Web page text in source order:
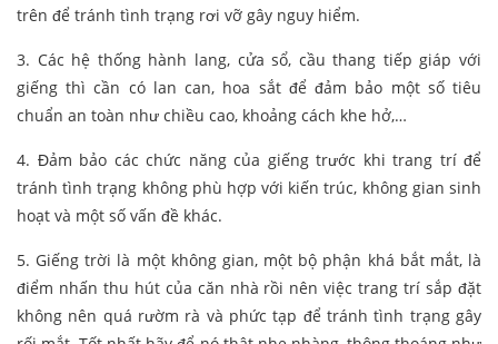
trên để tránh tình trạng rơi vỡ gây nguy hiểm.
3. Các hệ thống hành lang, cửa sổ, cầu thang tiếp giáp với
giếng thì cần có lan can, hoa sắt để đảm bảo một số tiêu
chuẩn an toàn như chiều cao, khoảng cách khe hở,…
4. Đảm bảo các chức năng của giếng trước khi trang trí để
tránh tình trạng không phù hợp với kiến trúc, không gian sinh
hoạt và một số vấn đề khác.
5. Giếng trời là một không gian, một bộ phận khá bắt mắt, là
điểm nhấn thu hút của căn nhà rồi nên việc trang trí sắp đặt
không nên quá rườm rà và phức tạp để tránh tình trạng gây